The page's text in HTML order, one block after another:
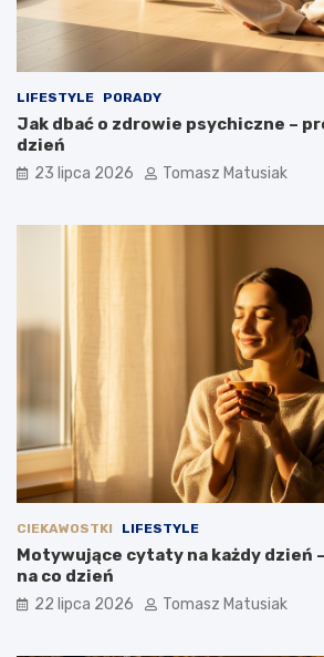
LIFESTYLE PORADY
Jak dbać o zdrowie psychiczne –
dzień
23 lipca 2026 Tomasz Matusiak
CIEKAWOSTKI LIFESTYLE
Motywujące cytaty na każdy dzień
na co dzień
22 lipca 2026 Tomasz Matusiak